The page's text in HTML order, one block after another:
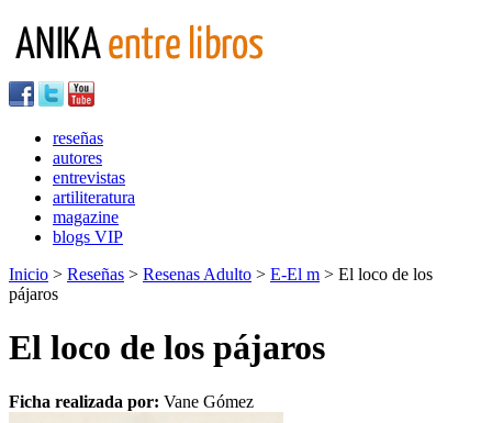
reseñas
autores
entrevistas
artiliteratura
magazine
blogs VIP
Inicio > Reseñas > Resenas Adulto > E-El m > El loco de los
pájaros
El loco de los pájaros
Ficha realizada por: Vane Gómez